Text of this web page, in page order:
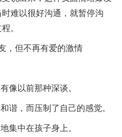
难以很好沟通，就暂停沟
。
，但不再有爱的激情
像以前那种深谈。
谐，而压制了自己的感觉。
集中在孩子身上。